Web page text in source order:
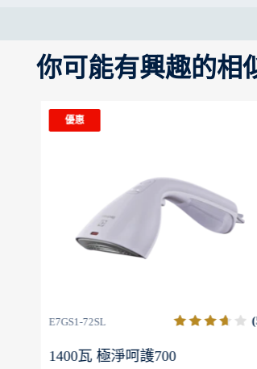
你可能有興趣的相
優惠
E7GS1-72SL
1400瓦 極淨呵護700